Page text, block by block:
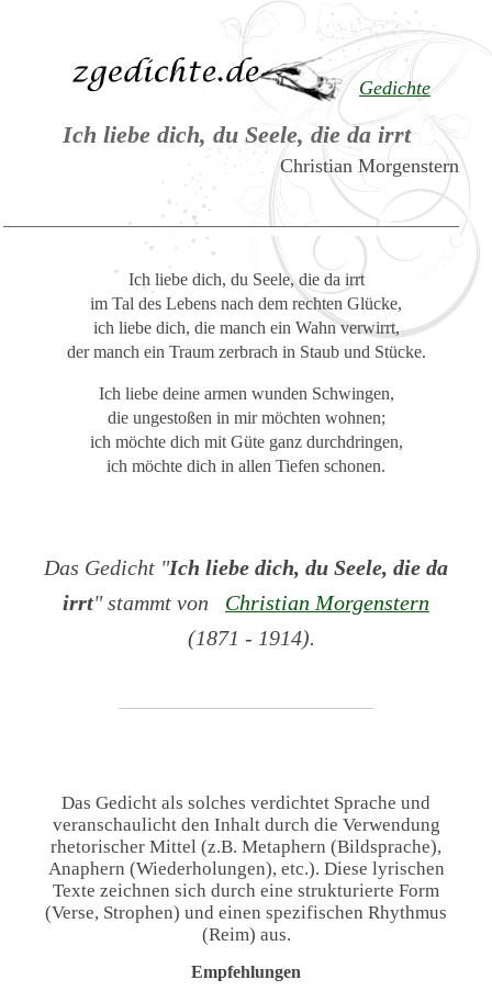
Gedichte
Ich liebe dich, du Seele, die da irrt
Christian Morgenstern
Ich liebe dich, du Seele, die da irrt
im Tal des Lebens nach dem rechten Glücke,
ich liebe dich, die manch ein Wahn verwirrt,
der manch ein Traum zerbrach in Staub und Stücke.
Ich liebe deine armen wunden Schwingen,
die ungestoßen in mir möchten wohnen;
ich möchte dich mit Güte ganz durchdringen,
ich möchte dich in allen Tiefen schonen.
Das Gedicht "Ich liebe dich, du Seele, die da
irrt" stammt von
Christian Morgenstern
(1871 - 1914).
Das Gedicht als solches verdichtet Sprache und
veranschaulicht den Inhalt durch die Verwendung
rhetorischer Mittel (z.B. Metaphern (Bildsprache),
Anaphern (Wiederholungen), etc.). Diese lyrischen
Texte zeichnen sich durch eine strukturierte Form
(Verse, Strophen) und einen spezifischen Rhythmus
(Reim) aus.
Empfehlungen